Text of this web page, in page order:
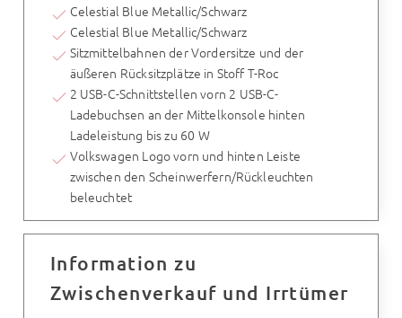
Celestial Blue Metallic/Schwarz
Celestial Blue Metallic/Schwarz
Sitzmittelbahnen der Vordersitze und der
äußeren Rücksitzplätze in Stoff T-Roc
2 USB-C-Schnittstellen vorn 2 USB-C-
Ladebuchsen an der Mittelkonsole hinten
Ladeleistung bis zu 60 W
Volkswagen Logo vorn und hinten Leiste
zwischen den Scheinwerfern/Rückleuchten
beleuchtet
Information zu
Zwischenverkauf und Irrtümer